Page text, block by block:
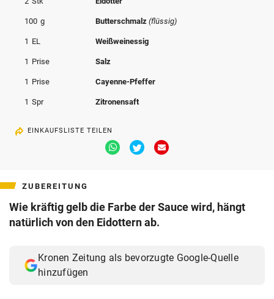
Muthgasse 2, 1190 Wien
100 g Butterschmalz(flüssig)
1 EL Weißweinessig
1 Prise Salz
1 Prise Cayenne-Pfeffer
1 Spr Zitronensaft
EINKAUFSLISTE TEILEN
Via
Whatsapp
Via
Twitter
Via
ZUBEREITUNG
Wie kräftig gelb die Farbe der Sauce wird, hängt
natürlich von den Eidottern ab.
Kronen Zeitung als bevorzugte Google-Quelle
hinzufügen